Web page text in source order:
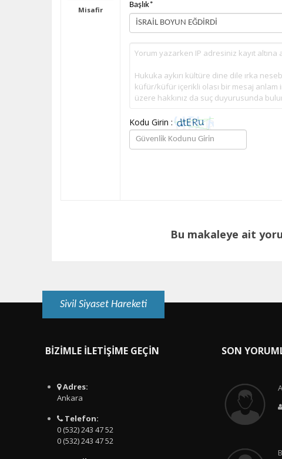
Misafir
Başlık*
Kodu Girin :
Bu makaleye ait
Sivil Siyaset Hareketi
BİZİMLE İLETİŞİME GEÇİN
Adres:
Ankara
Telefon:
0 (532) 243 47 52
0 (532) 243 47 52
SON